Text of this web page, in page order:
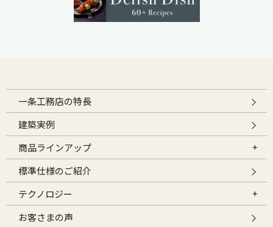
一条工務店の特長
建築実例
商品ラインアップ
標準仕様のご紹介
テクノロジー
お客さまの声